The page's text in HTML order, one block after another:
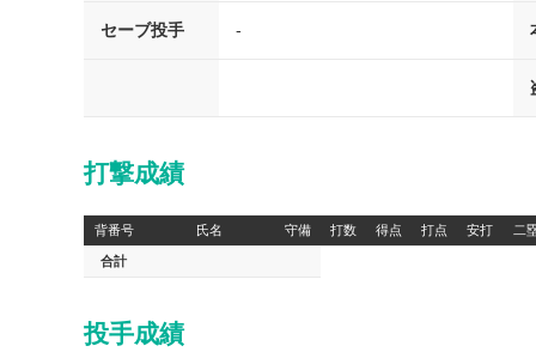
セーブ投手 -
打撃成績
背番号 氏名 守備 打数 得点 打点 安打 二
合計
投手成績